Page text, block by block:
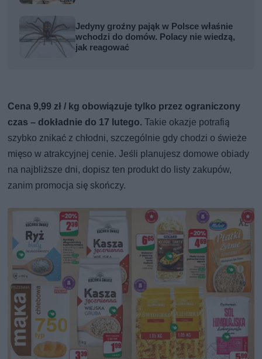
Jedyny groźny pająk w Polsce właśnie
wchodzi do domów. Polacy nie wiedzą,
jak reagować
Cena 9,99 zł / kg obowiązuje tylko przez ograniczony
czas – dokładnie do 17 lutego. Takie okazje potrafią
szybko znikać z chłodni, szczególnie gdy chodzi o świeże
mięso w atrakcyjnej cenie. Jeśli planujesz domowe obiady
na najbliższe dni, dopisz ten produkt do listy zakupów,
zanim promocja się skończy.